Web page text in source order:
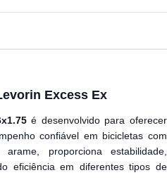
Excess Ex
é desenvolvido para oferecer
confiável em bicicletas com
proporciona estabilidade,
eficiência em diferentes tipos de